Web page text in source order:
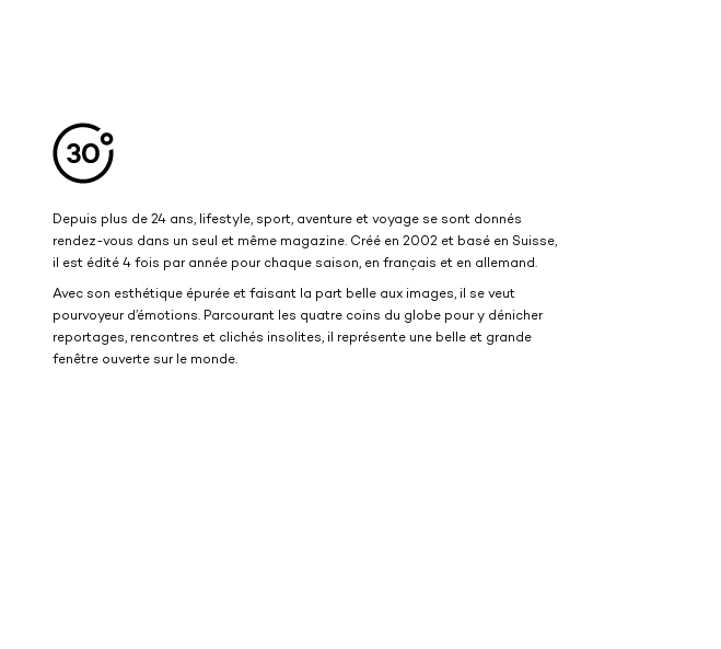
Depuis plus de 24 ans, lifestyle, sport, aventure et voyage se sont donnés
rendez-vous dans un seul et même magazine. Créé en 2002 et basé en Suisse,
il est édité 4 fois par année pour chaque saison, en français et en allemand.
Avec son esthétique épurée et faisant la part belle aux images, il se veut
pourvoyeur d’émotions. Parcourant les quatre coins du globe pour y dénicher
reportages, rencontres et clichés insolites, il représente une belle et grande
fenêtre ouverte sur le monde.